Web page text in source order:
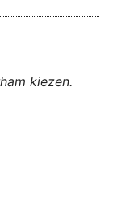
kiezen.